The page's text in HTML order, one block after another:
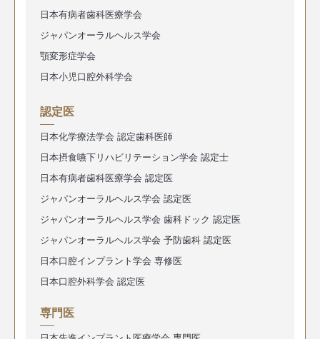
日本有病者歯科医療学会
ジャパンオーラルヘルス学会
顎変形症学会
日本小児口腔外科学会
認定医
日本化学療法学会 認定歯科医師
日本摂食嚥下リハビリテーション学会 認定士
日本有病者歯科医療学会 認定医
ジャパンオーラルヘルス学会 認定医
ジャパンオーラルヘルス学会 歯科ドック 認定医
ジャパンオーラルヘルス学会 予防歯科 認定医
日本口腔インプラント学会 専修医
日本口腔外科学会 認定医
専門医